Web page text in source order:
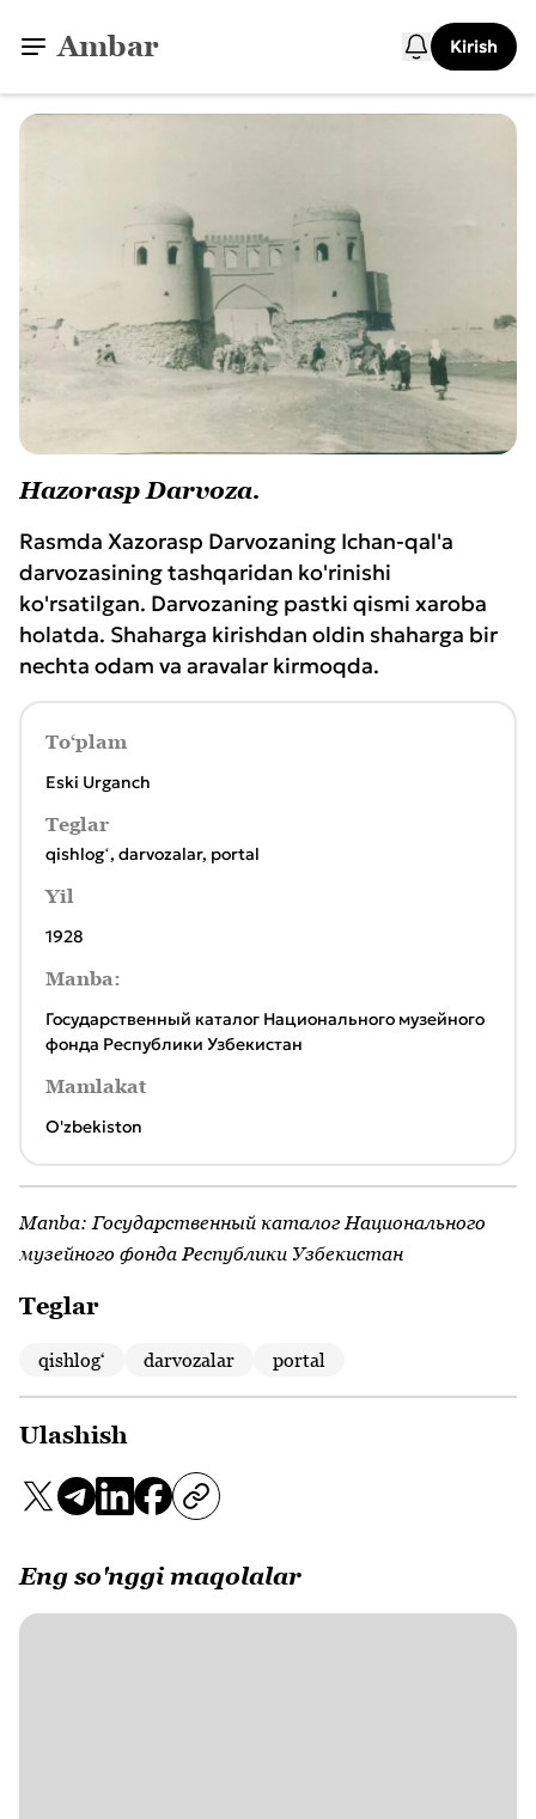
Ambar Kirish
Hazorasp Darvoza.
Rasmda Xazorasp Darvozaning Ichan-qal'a
darvozasining tashqaridan ko'rinishi
ko'rsatilgan. Darvozaning pastki qismi xaroba
holatda. Shaharga kirishdan oldin shaharga bir
nechta odam va aravalar kirmoqda.
To‘plam
Eski Urganch
Teglar
qishlogʻ, darvozalar, portal
Yil
1928
Manba:
Государственный каталог Национального музейного
фонда Республики Узбекистан
Mamlakat
O'zbekiston
Manba: Государственный каталог Национального
музейного фонда Республики Узбекистан
Teglar
qishlogʻ darvozalar portal
Ulashish
Eng so'nggi maqolalar